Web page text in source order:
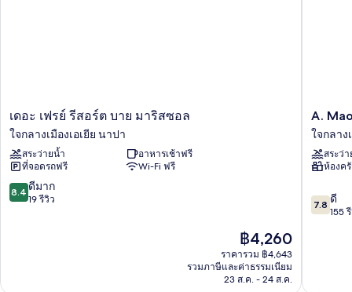
เดอะ
เฟรย์
รี
สอร์ต
บาย
มา
ริส
เดอะ เฟรย์ รีสอร์ต บาย มาริสซอล
ใจกลางเมืองเอเยีย นาปา
สระว่ายน้ำ
อาหารเช้าฟรี
ที่จอดรถฟรี
Wi-Fi ฟรี
8.4
จาก
8.4 ดีมาก
19 รีวิว
ราคา
ปัจจุบัน
คือ
฿4,260
฿4,260
ราคารวม ฿4,643
รวมภาษีและค่าธรรมเนียม
23 ส.ค. - 24 ส.ค.
A.
Maos
Hotel
ใจกลาง
เอ
เยีย
A.
ใจกลาง
สระว่
ห้องค
7.8
จาก
7.8 ดี
155